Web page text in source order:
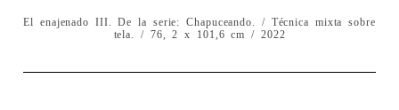
El enajenado III. De la serie: Chapuceando. / Técnica mixta sobre
tela. / 76, 2 x 101,6 cm / 2022